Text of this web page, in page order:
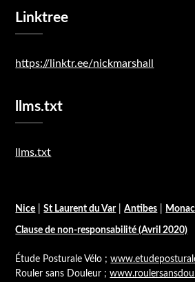
Linktree
https://linktr.ee/nickmarshall
llms.txt
llms.txt
Nice |St Laurent du Var|Antibes
Clause de non-responsabilité (Avril 2020)
Étude Posturale Vélo ;
Rouler sans Douleur ;